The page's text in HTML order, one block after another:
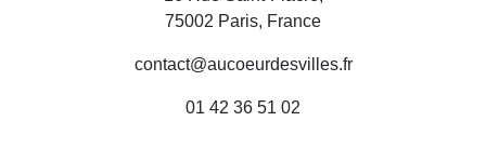
75002 Paris, France
contact@aucoeurdesvilles.fr
01 42 36 51 02